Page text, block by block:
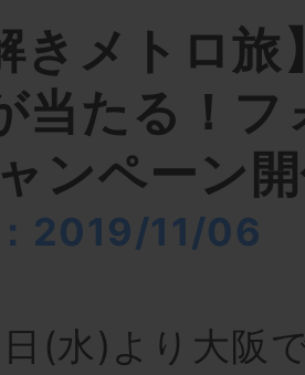
きメトロ
当たる！フ
ンペーン
2019/11/06
(水)より大阪